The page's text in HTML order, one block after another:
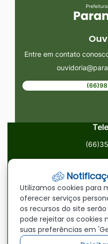
Entre em contato
Av. Brasil, 1900, Centro,
Utilizamos cookies para
oferecer serviços
os recursos do site
pode rejeitar os cookies
suas preferências em